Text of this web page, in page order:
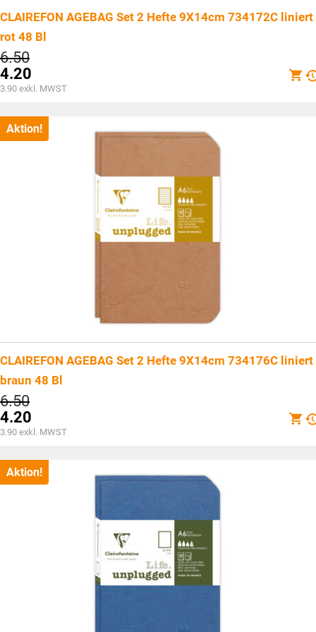
CLAIREFON AGEBAG Set 2 Hefte 9X14cm 734172C liniert
rot 48 Bl
6.50Ursprünglicher
Preis
war:
CHF6.50
4.20
Aktueller
ist:
CHF4.20.
3.90 exkl. MWST
Aktion!
CLAIREFON AGEBAG Set 2 Hefte 9X14cm 734176C liniert
braun 48 Bl
6.50Ursprünglicher
Preis
war:
CHF6.50
4.20
Aktueller
ist:
CHF4.20.
3.90 exkl. MWST
Aktion!